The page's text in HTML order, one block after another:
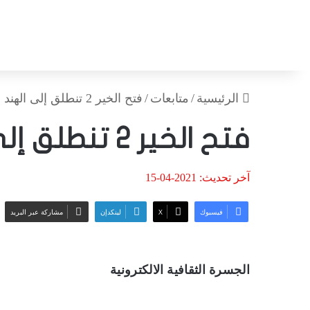
الرئيسية / متابعات / فتح الخير 2 تنطلق إلى الهند الاثنين
فتح الخير 2 تنطلق إلى الهند الاثنين
آخر تحديث: 2021-04-15
فيسبوك ‫X لينكدإن مشاركة عبر البريد
الجسرة الثقافية الالكترونية